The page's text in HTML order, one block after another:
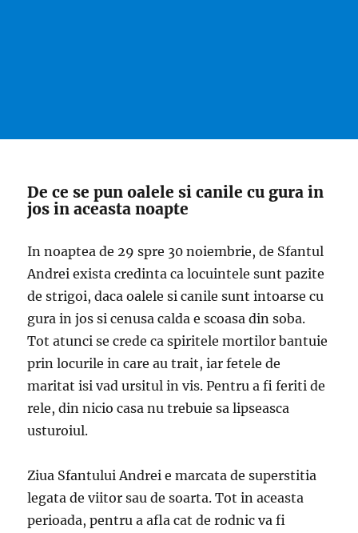
De ce se pun oalele si canile cu gura in
jos in aceasta noapte
In noaptea de 29 spre 30 noiembrie, de Sfantul
Andrei exista credinta ca locuintele sunt pazite
de strigoi, daca oalele si canile sunt intoarse cu
gura in jos si cenusa calda e scoasa din soba.
Tot atunci se crede ca spiritele mortilor bantuie
prin locurile in care au trait, iar fetele de
maritat isi vad ursitul in vis. Pentru a fi feriti de
rele, din nicio casa nu trebuie sa lipseasca
usturoiul.
Ziua Sfantului Andrei e marcata de superstitia
legata de viitor sau de soarta. Tot in aceasta
perioada, pentru a afla cat de rodnic va fi